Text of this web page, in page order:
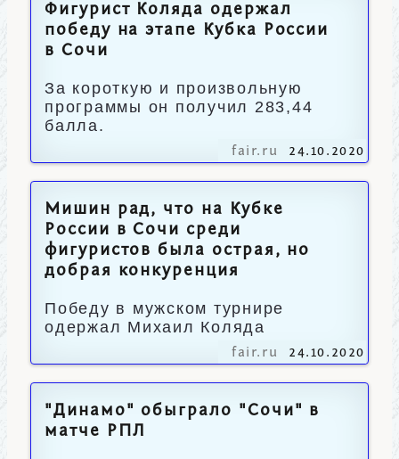
Фигурист Коляда одержал
победу на этапе Кубка России
в Сочи
За короткую и произвольную
программы он получил 283,44
балла.
fair.ru 24.10.2020
Мишин рад, что на Кубке
России в Сочи среди
фигуристов была острая, но
добрая конкуренция
Победу в мужском турнире
одержал Михаил Коляда
fair.ru 24.10.2020
"Динамо" обыграло "Сочи" в
матче РПЛ